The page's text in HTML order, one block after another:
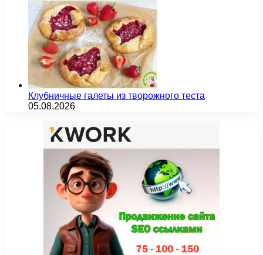
Клубничные галеты из творожного теста
05.08.2026